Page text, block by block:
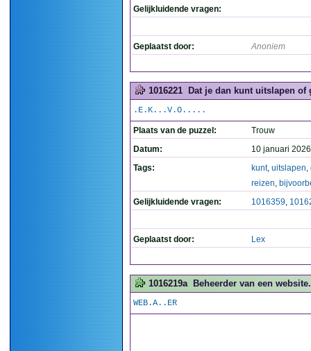
Gelijkluidende vragen:
Geplaatst door: Anoniem
1016221 Dat je dan kunt uitslapen
.E.K...V.O.....
Plaats van de puzzel:
Trouw
Datum:
10 januari
Tags:
kunt, uitslapen,
reizen,
Gelijkluidende vragen:
1016359,
Geplaatst door: Lex
1016219a Beheerder van een
WEB.A..ER